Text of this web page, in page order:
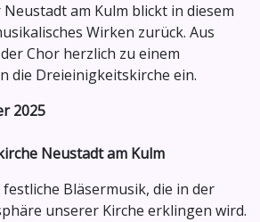
am Kulm blickt in diesem
Wirken zurück. Aus
Chor herzlich zu einem
die Dreieinigkeitskirche ein.
2025
Neustadt am Kulm
festliche Bläsermusik, die in der
unserer Kirche erklingen wird.